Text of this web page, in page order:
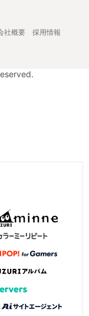
社概要
採用情報